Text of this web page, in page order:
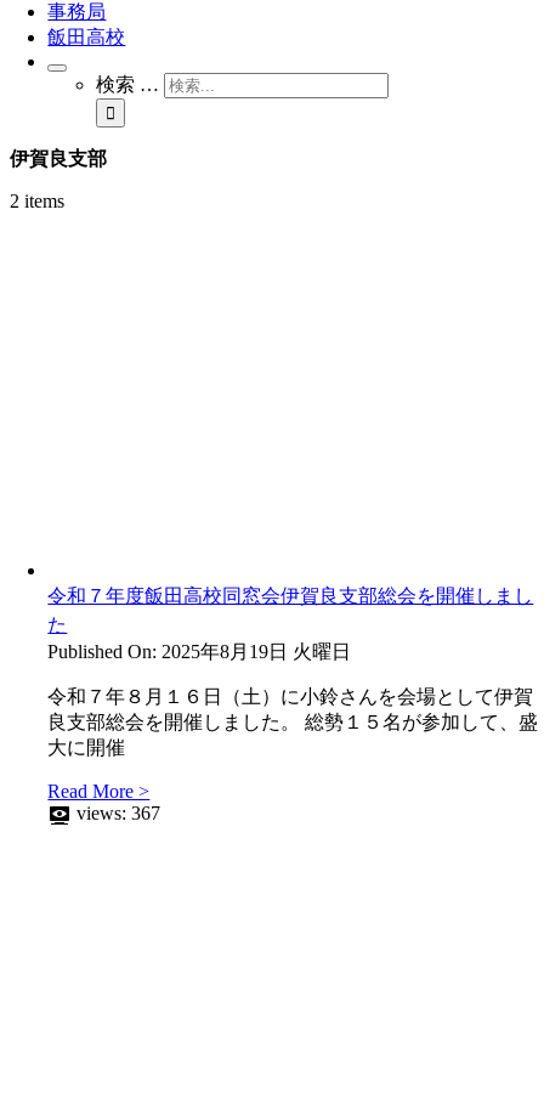
事務局
飯田高校
検索 …
伊賀良支部
2 items
令和７年度飯田高校同窓会伊賀良支部総会を開催しまし
た
Published On: 2025年8月19日 火曜日
令和７年８月１６日（土）に小鈴さんを会場として伊賀
良支部総会を開催しました。 総勢１５名が参加して、盛
大に開催
Read More >
views: 367